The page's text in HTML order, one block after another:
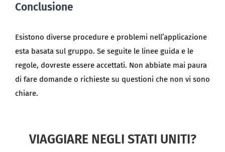
Conclusione
Esistono diverse procedure e problemi nell’applicazione
esta basata sul gruppo. Se seguite le linee guida e le
regole, dovreste essere accettati. Non abbiate mai paura
di fare domande o richieste su questioni che non vi sono
chiare.
VIAGGIARE NEGLI STATI UNITI?